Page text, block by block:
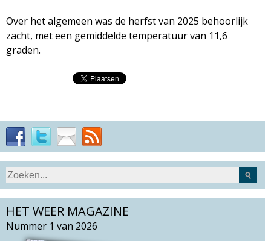
Over het algemeen was de herfst van 2025 behoorlijk
zacht, met een gemiddelde temperatuur van 11,6
graden.
Z
o
e
k
S
e
r
c
HET WEER MAGAZINE
Nummer 1 van 2026